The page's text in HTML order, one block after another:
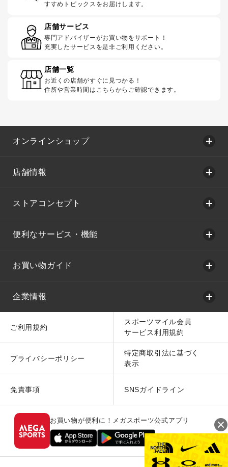
すすめトピックスをお届けします。
店舗サービス
専門アドバイザーがお買い物をサポート！
充実したサービスを是非ご利用ください。
店舗一覧
お近くの店舗がすぐに見つかる！
住所や営業時間はこちらからご確認できます。
オンラインショップ
店舗情報
ストアコンセプト
便利なサービス・機能
お買い物ガイド
企業情報
ご利用規約
スポーツマイル会員
サービス利用規約
プライバシーポリシー
特定商取引法に基づく
表示
免責事項 SNSガイドライン
お買い物が便利に！メガスポーツ公式アプリ